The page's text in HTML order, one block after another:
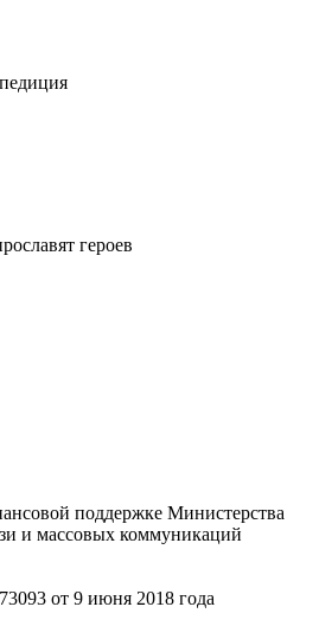
героев
поддержке Министерства
и массовых коммуникаций
от 9 июня 2018 года